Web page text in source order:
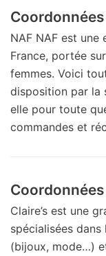
NAF NAF est une
France, portée
femmes. Voici
disposition par la
elle pour toute
commandes et
Coordonnées
Claire’s est une
spécialisées dans
(bijoux, mode…)